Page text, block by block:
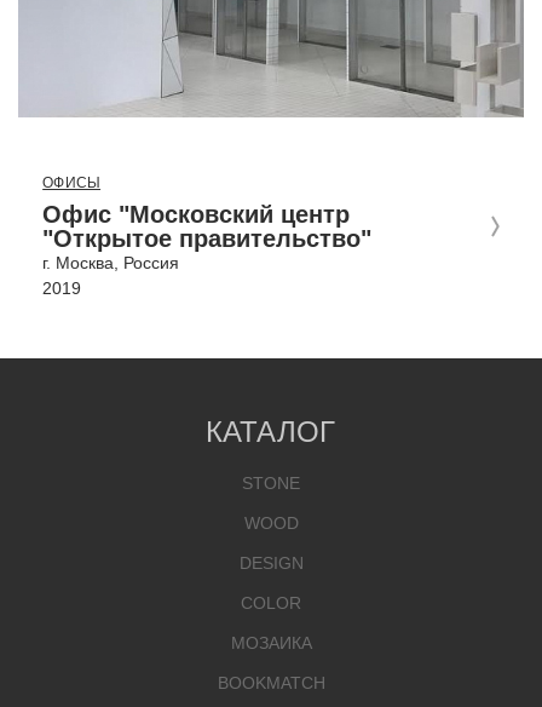
ОФИСЫ
Офис "Московский центр
"Открытое правительство"
г. Москва, Россия
2019
КАТАЛОГ
STONE
WOOD
DESIGN
COLOR
МОЗАИКА
BOOKMATCH